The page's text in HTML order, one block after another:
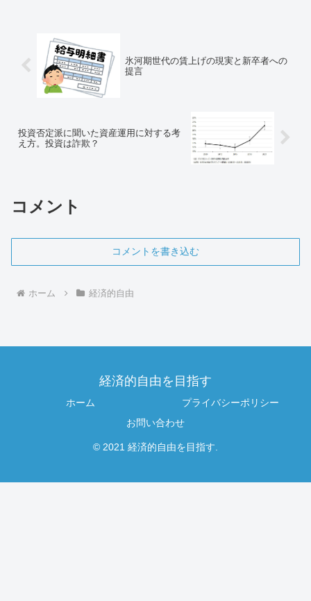
氷河期世代の賃上げの現実と新卒者への
提言
投資否定派に聞いた資産運用に対する考
え方。投資は詐欺？
コメント
コメントを書き込む
ホーム 経済的自由
経済的自由を目指す
ホーム
プライバシーポリシー
お問い合わせ
© 2021 経済的自由を目指す.